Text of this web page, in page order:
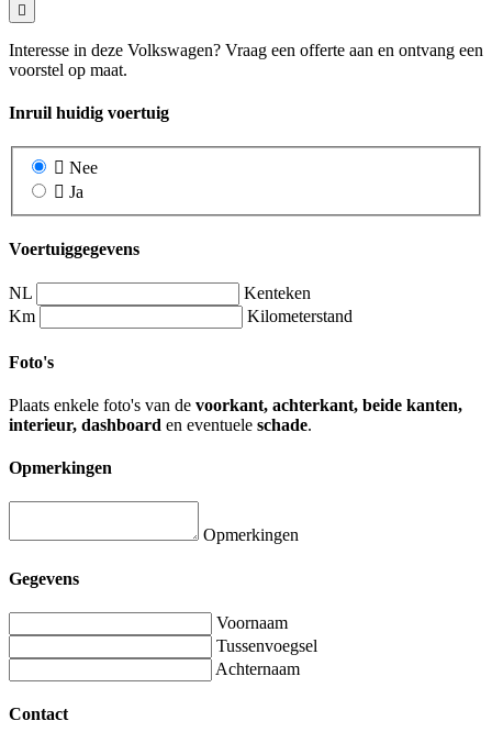
Interesse in deze Volkswagen? Vraag een offerte aan en ontvang een
voorstel op maat.
Inruil huidig voertuig
Nee
Ja
Voertuiggegevens
NL
Kenteken
Km
Kilometerstand
Foto's
Plaats enkele foto's van de voorkant, achterkant, beide kanten,
interieur, dashboard en eventuele schade.
Opmerkingen
Opmerkingen
Gegevens
Voornaam
Tussenvoegsel
Achternaam
Contact